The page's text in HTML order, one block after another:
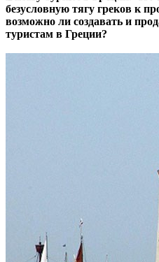
безусловную тягу греков к
возможно ли создавать и
туристам в Греции?